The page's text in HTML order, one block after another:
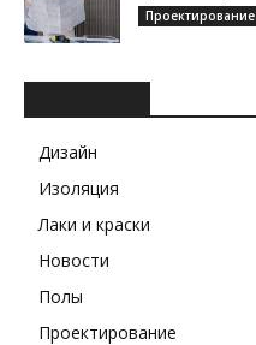
Проектирование
Дизайн
Изоляция
Лаки и краски
Новости
Полы
Проектирование